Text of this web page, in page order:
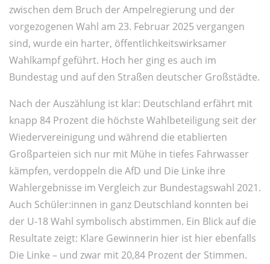
zwischen dem Bruch der Ampelregierung und der
vorgezogenen Wahl am 23. Februar 2025 vergangen
sind, wurde ein harter, öffentlichkeitswirksamer
Wahlkampf geführt. Hoch her ging es auch im
Bundestag und auf den Straßen deutscher Großstädte.
Nach der Auszählung ist klar: Deutschland erfährt mit
knapp 84 Prozent die höchste Wahlbeteiligung seit der
Wiedervereinigung und während die etablierten
Großparteien sich nur mit Mühe in tiefes Fahrwasser
kämpfen, verdoppeln die AfD und Die Linke ihre
Wahlergebnisse im Vergleich zur Bundestagswahl 2021.
Auch Schüler:innen in ganz Deutschland konnten bei
der U-18 Wahl symbolisch abstimmen. Ein Blick auf die
Resultate zeigt: Klare Gewinnerin hier ist hier ebenfalls
Die Linke – und zwar mit 20,84 Prozent der Stimmen.